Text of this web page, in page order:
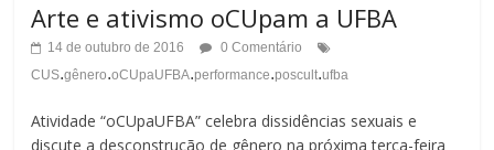
Arte e ativismo oCUpam a UFBA
14 de outubro de 2016
0 Comentário
CUS.gênero.oCUpaUFBA.performance.poscult.ufba
Atividade “oCUpaUFBA” celebra dissidências sexuais e
discute a desconstrução de gênero na próxima terça-feira